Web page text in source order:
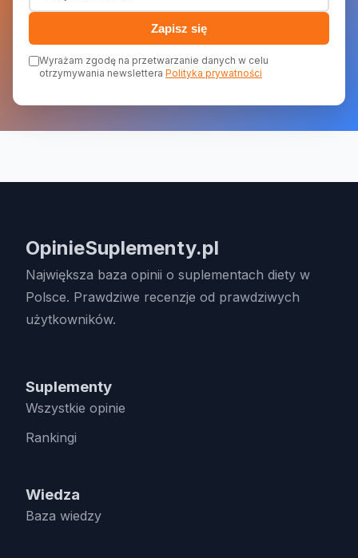
Zapisz się
Wyrażam zgodę na przetwarzanie danych w celu
otrzymywania newslettera Polityka prywatności
OpinieSuplementy.pl
Największa baza opinii o suplementach diety w
Polsce. Prawdziwe recenzje od prawdziwych
użytkowników.
Suplementy
Wszystkie opinie
Rankingi
Wiedza
Baza wiedzy